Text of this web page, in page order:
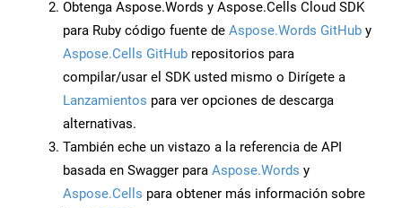
Obtenga Aspose.Words y Aspose.Cells Cloud SDK
para Ruby código fuente de Aspose.Words GitHub y
Aspose.Cells GitHub repositorios para
compilar/usar el SDK usted mismo o Dirígete a
Lanzamientos para ver opciones de descarga
alternativas.
También eche un vistazo a la referencia de API
basada en Swagger para Aspose.Words y
Aspose.Cells para obtener más información sobre